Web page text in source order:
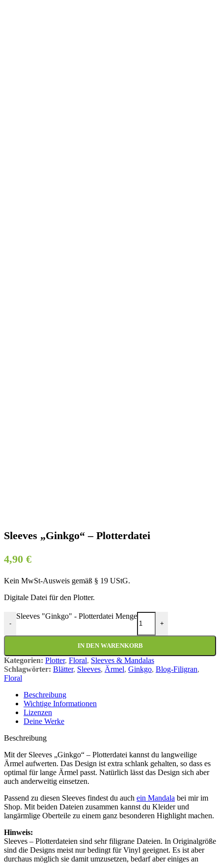
Sleeves „Ginkgo“ – Plotterdatei
4,90 €
Kein MwSt-Ausweis gemäß § 19 UStG.
Digitale Datei für den Plotter.
-
Sleeves "Ginkgo" - Plotterdatei Menge
+
IN DEN WARENKORB
Kategorien: Plotter, Floral, Sleeves & Mandalas
Schlagwörter: Blätter, Sleeves, Ärmel, Ginkgo, Blog-Filigran,
Floral
Beschreibung
Wichtige Informationen
Lizenzen
Deine Werke
Beschreibung
Mit der Sleeves „Ginkgo“ – Plotterdatei kannst du langweilige
Ärmel aufwerten. Das Design ist extra schlank gehalten, so dass es
optimal für lange Ärmel passt. Natürlich lässt das Design sich aber
auch anderweitig einsetzen.
Passend zu diesen Sleeves findest du auch ein Mandala bei mir im
Shop. Mit beiden Dateien zusammen kannst du Kleider und
langärmlige Oberteile zu einem ganz besonderen Highlight machen.
Hinweis:
Sleeves – Plotterdateien sind sehr filigrane Dateien. In Originalgröße
sind die Designs meist nur bedingt für Vinyl geeignet. Es ist aber
durchaus möglich sie damit umzusetzen, bedarf aber einiges an